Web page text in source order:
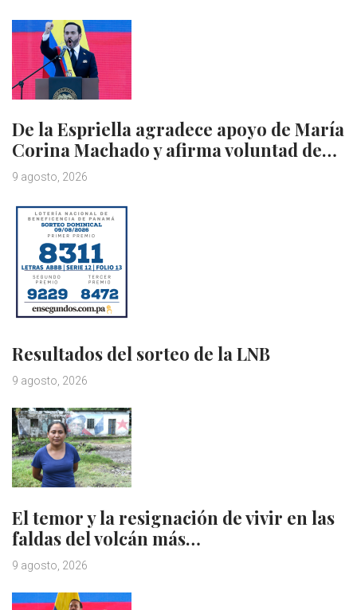
De la Espriella agradece apoyo de María
Corina Machado y afirma voluntad de…
9 agosto, 2026
Resultados del sorteo de la LNB
9 agosto, 2026
El temor y la resignación de vivir en las
faldas del volcán más…
9 agosto, 2026